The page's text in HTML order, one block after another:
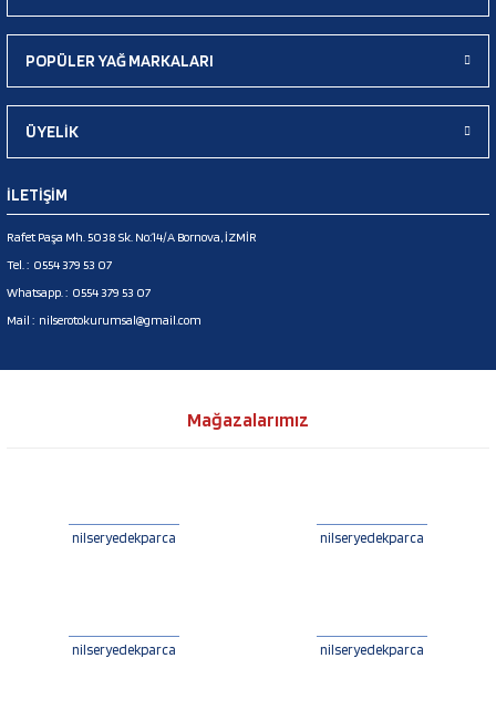
POPÜLER YAĞ MARKALARI
ÜYELİK
İLETİŞİM
Rafet Paşa Mh. 5038 Sk. No:14/A Bornova, İZMİR
Tel. : 0554 379 53 07
Whatsapp. : 0554 379 53 07
Mail : nilserotokurumsal@gmail.com
Mağazalarımız
nilseryedekparca nilseryedekparca
nilseryedekparca nilseryedekparca